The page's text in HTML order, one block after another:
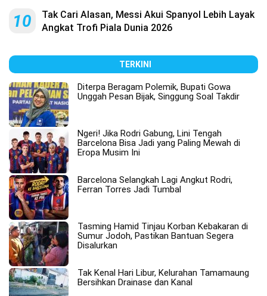
10
Tak Cari Alasan, Messi Akui Spanyol Lebih Layak
Angkat Trofi Piala Dunia 2026
TERKINI
Diterpa Beragam Polemik, Bupati Gowa
Unggah Pesan Bijak, Singgung Soal Takdir
Ngeri! Jika Rodri Gabung, Lini Tengah
Barcelona Bisa Jadi yang Paling Mewah di
Eropa Musim Ini
Barcelona Selangkah Lagi Angkut Rodri,
Ferran Torres Jadi Tumbal
Tasming Hamid Tinjau Korban Kebakaran di
Sumur Jodoh, Pastikan Bantuan Segera
Disalurkan
Tak Kenal Hari Libur, Kelurahan Tamamaung
Bersihkan Drainase dan Kanal